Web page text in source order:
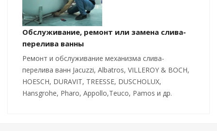
Обслуживание, ремонт или замена слива-
перелива ванны
Ремонт и обслуживание механизма слива-
перелива ванн Jacuzzi, Albatros, VILLEROY & BOCH,
HOESCH, DURAVIT, TREESSE, DUSCHOLUX,
Hansgrohe, Pharo, Appollo,Teuco, Pamos и др.